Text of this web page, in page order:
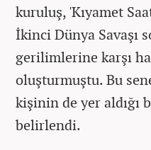
kuruluş, 'Kıyamet
İkinci Dünya Savaşı
gerilimlerine karşı
oluşturmuştu. Bu
kişinin de yer aldığı
belirlendi.